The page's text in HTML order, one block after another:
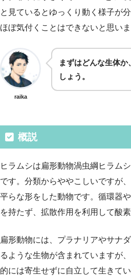
と見ているとゆっくり動く様子が
ほぼ気付くことはできないと思いま
raika
まずはどんな生体
しょう。
概説
ヒラムシは扁形動物渦虫綱ヒラム
です。分類からややこしいですが
平らな形をした動物です。循環器
を持たず、拡散作用を利用して酸
扁形動物には、プラナリアやサナ
るような生物が含まれていますが
的には寄生せずに自立して生きて